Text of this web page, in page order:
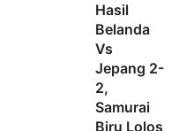
Hasil
Belanda
Vs
Jepang 2-
2,
Samurai
Biru Lolos